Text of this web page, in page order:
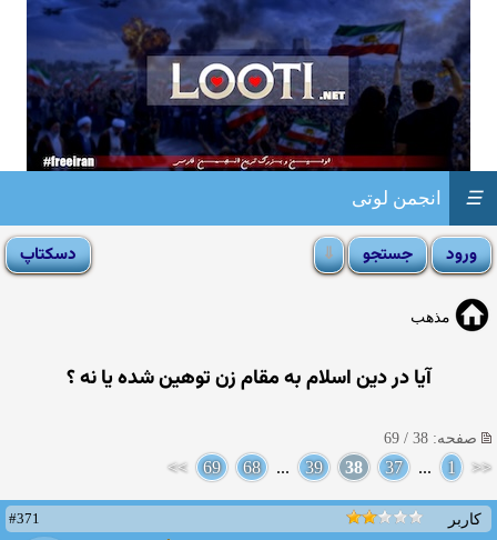
انجمن لوتی ☰
مذهب
آیا در دین اسلام به مقام زن توهین شده یا نه ؟
صفحه: 38 / 69
<<
1
...
37
38
39
...
68
69
>>
کاربر
#371